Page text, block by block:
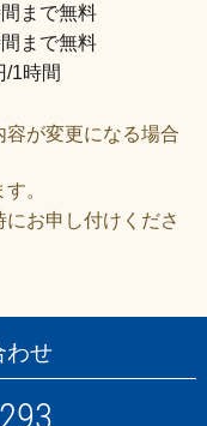
まで無料
まで無料
時間
が変更になる場合
。
お申し付けくださ
わせ